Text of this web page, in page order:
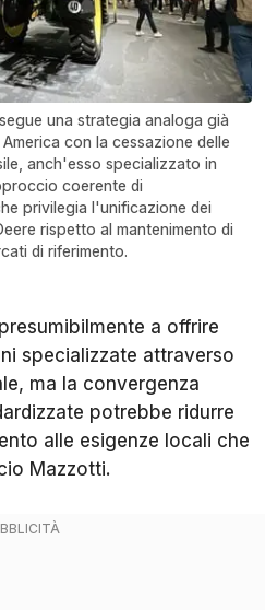
una strategia analoga già
con la cessazione delle
anch'esso specializzato in
coerente di
privilegia l'unificazione dei
rispetto al mantenimento di
di riferimento.
a offrire
specializzate attraverso
ma la convergenza
potrebbe ridurre
alle esigenze locali che
Mazzotti.